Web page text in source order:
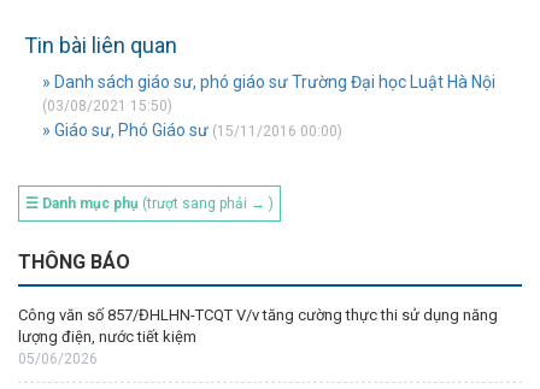
Tin bài liên quan
» Danh sách giáo sư, phó giáo sư Trường Đại học Luật Hà Nội
(03/08/2021 15:50)
» Giáo sư, Phó Giáo sư (15/11/2016 00:00)
☰ Danh mục phụ (trượt sang phải → )
THÔNG BÁO
Công văn số 857/ĐHLHN-TCQT V/v tăng cường thực thi sử dụng năng
lượng điện, nước tiết kiệm
05/06/2026